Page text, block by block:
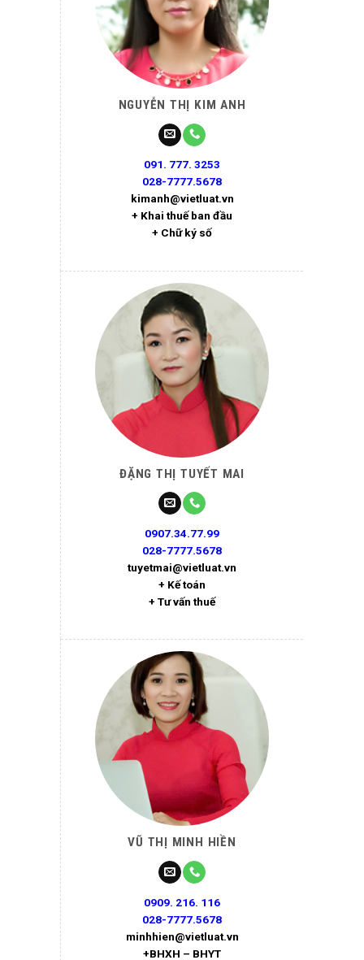
NGUYỄN THỊ KIM ANH
091. 777. 3253
028-7777.5678
kimanh@vietluat.vn
+ Khai thuế ban đầu
+ Chữ ký số
ĐẶNG THỊ TUYẾT MAI
0907.34.77.99
028-7777.5678
tuyetmai@vietluat.vn
+ Kế toán
+ Tư vấn thuế
VŨ THỊ MINH HIỀN
0909. 216. 116
028-7777.5678
minhhien@vietluat.vn
+BHXH – BHYT